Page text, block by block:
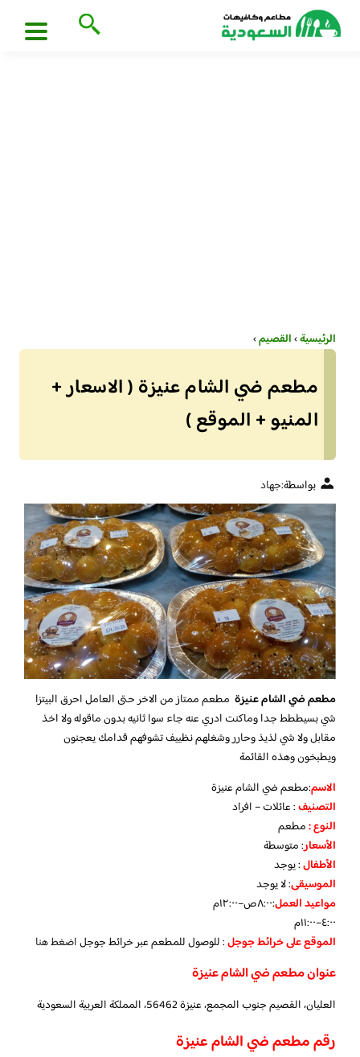
الرئيسية›القصيم›
مطعم ضي الشام عنيزة ( الاسعار +
المنيو + الموقع )
بواسطة:جهاد
مطعم ضي الشام عنيزة مطعم ممتاز من الاخر حتى العامل احرق البيتزا
شي بسيططط جدا وماكنت ادري عنه جاء سوا ثانيه بدون ماقوله ولا اخذ
مقابل ولا شي لذيذ وحارر وشغلهم نظييف تشوفهم قدامك يعجنون
ويطبخون وهذه القائمة
الاسم:مطعم ضي الشام عنيزة
التصنيف: عائلات – افراد
النوع :مطعم
الأسعار:متوسطة
الأطفال:يوجد
الموسيقى:لا يوجد
مواعيد العمل:٨:٠٠ص–١٢:٠٠م
٤:٠٠–١١:٠٠م
الموقع على خرائط جوجل: للوصول للمطعم عبر خرائط جوجلاضغط هنا
عنوان مطعم ضي الشام عنيزة
العليان، القصيم جنوب المجمع، عنيزة 56462، المملكة العربية السعودية
رقم مطعم ضي الشام عنيزة